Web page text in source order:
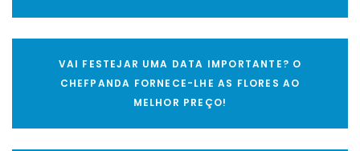
VAI FESTEJAR UMA DATA IMPORTANTE? O
CHEFPANDA FORNECE-LHE AS FLORES AO
MELHOR PREÇO!